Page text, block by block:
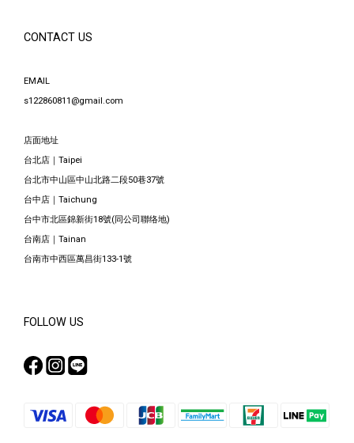
CONTACT US
EMAIL
s122860811@gmail.com
店面地址
台北店｜Taipei
台北市中山區中山北路二段50巷37號
台中店｜Taichung
台中市北區錦新街18號(同公司聯络地)
台南店｜Tainan
台南市中西區萬昌街133-1號
FOLLOW US